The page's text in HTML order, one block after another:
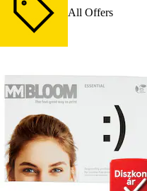
All Offers